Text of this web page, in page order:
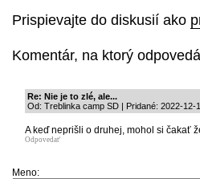
Prispievajte do diskusií ako
Komentár, na ktorý
Re: Nie je to zlé, ale...
Od: Treblinka camp SD | Pridané: 2022-12-
A keď neprišli o druhej, mohol si čakať
Odpovedať
Meno: